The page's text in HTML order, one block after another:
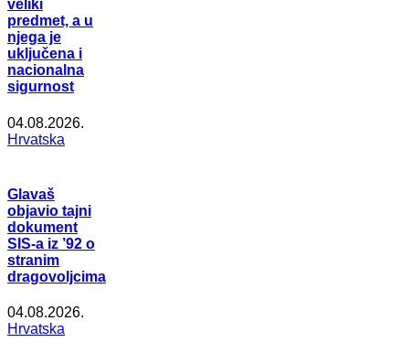
veliki
predmet, a u
njega je
uključena i
nacionalna
sigurnost
04.08.2026.
Hrvatska
Glavaš
objavio tajni
dokument
SIS-a iz ’92 o
stranim
dragovoljcima
04.08.2026.
Hrvatska